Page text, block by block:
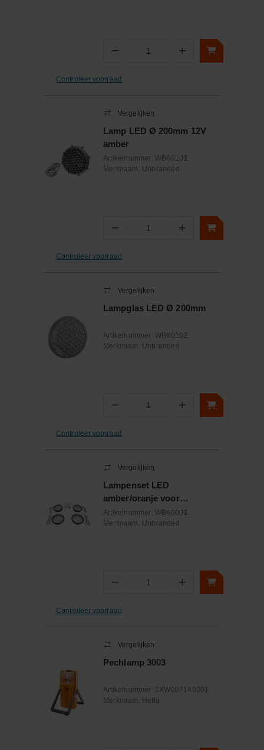
− Aantal +
Controleer voorraad
Vergelijken
Lamp LED Ø 200mm 12V
amber
Artikelnummer: WB60101
Merknaam: Unbranded
− Aantal +
Controleer voorraad
Vergelijken
Lampglas LED Ø 200mm
Artikelnummer: WB60102
Merknaam: Unbranded
− Aantal +
Controleer voorraad
Vergelijken
Lampenset LED
amber/oranje voor
actieraamwerk
Artikelnummer: WB60001
Merknaam: Unbranded
− Aantal +
Controleer voorraad
Vergelijken
Pechlamp 3003
Artikelnummer: 2XW007146001
Merknaam: Hella